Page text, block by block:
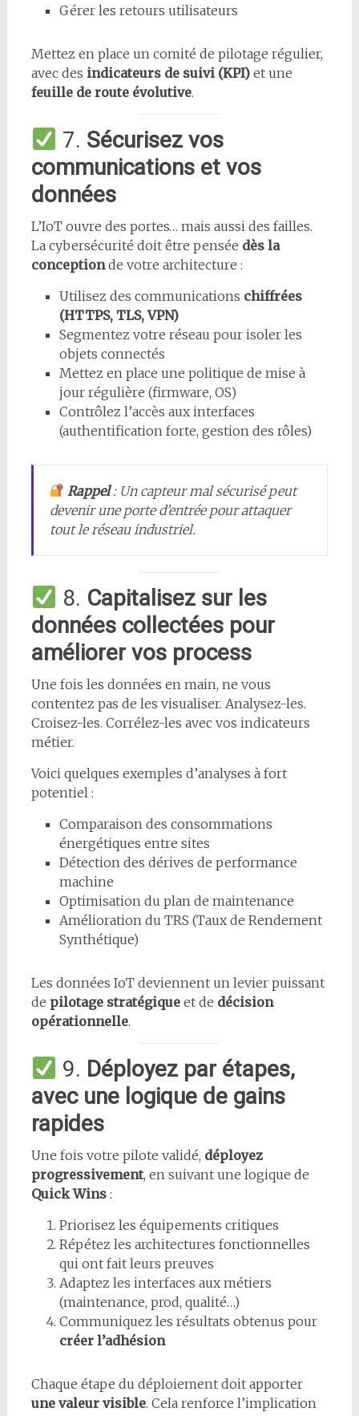
Gérer les retours utilisateurs
Mettez en place un comité de pilotage régulier,
avec des indicateurs de suivi (KPI)et une
feuille de route évolutive.
7. Sécurisez vos
communications et vos
données
L’IoT ouvre des portes… mais aussi des failles.
La cybersécurité doit être pensée dès la
conceptionde votre architecture :
Utilisez des communications chiffrées
(HTTPS, TLS, VPN)
Segmentez votre réseau pour isoler les
objets connectés
Mettez en place une politique de mise à
jour régulière (firmware, OS)
Contrôlez l’accès aux interfaces
(authentification forte, gestion des rôles)
Rappel: Un capteur mal sécurisé peut
devenir une porte d’entrée pour attaquer
tout le réseau industriel.
8. Capitalisez sur les
données collectées pour
améliorer vos process
Une fois les données en main, ne vous
contentez pas de les visualiser. Analysez-les.
Croisez-les. Corrélez-les avec vos indicateurs
métier.
Voici quelques exemples d’analyses à fort
potentiel :
Comparaison des consommations
énergétiques entre sites
Détection des dérives de performance
machine
Optimisation du plan de maintenance
Amélioration du TRS (Taux de Rendement
Synthétique)
Les données IoT deviennent un levier puissant
de pilotage stratégiqueet de décision
opérationnelle.
9. Déployez par étapes,
avec une logique de gains
rapides
Une fois votre pilote validé, déployez
progressivement, en suivant une logique de
Quick Wins:
Priorisez les équipements critiques
Répétez les architectures fonctionnelles
qui ont fait leurs preuves
Adaptez les interfaces aux métiers
(maintenance, prod, qualité…)
Communiquez les résultats obtenus pour
créer l’adhésion
Chaque étape du déploiement doit apporter
une valeur visible. Cela renforce l’implication